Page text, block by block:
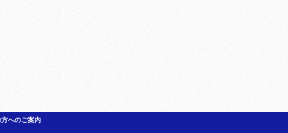
へのご案内